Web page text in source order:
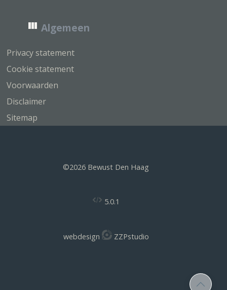
Algemeen
Privacy statement
Cookie statement
Voorwaarden
Disclaimer
Sitemap
©2026 Bewust Den Haag
5.0.1
webdesign ZZPstudio